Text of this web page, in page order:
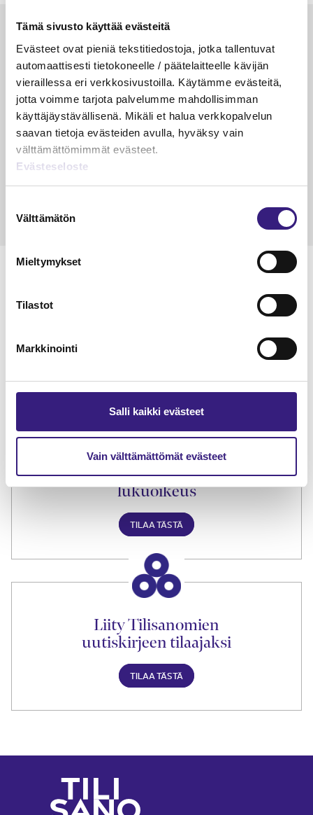
Tämä sivusto käyttää evästeitä
Evästeet ovat pieniä tekstitiedostoja, jotka tallentuvat
automaattisesti tietokoneelle / päätelaitteelle kävijän
vieraillessa eri verkkosivustoilla. Käytämme evästeitä,
jotta voimme tarjota palvelumme mahdollisimman
käyttäjäystävällisenä. Mikäli et halua verkkopalvelun
saavan tietoja evästeiden avulla, hyväksy vain
välttämättömimmät evästeet.
Evästeseloste
valinta
Välttämätön
Mieltymykset
Tilastot
Markkinointi
Salli kaikki evästeet
Vain välttämättömät evästeet
Luetuimmat
VEROTUS
Kulu­veloitukset arvon­lisä­
verotuksessa – omien kulujen
veloitus, kulujen edelleen­
veloitus ja läpi­laskutus
Petri Salomaa
15.5.2023 10 min
Tilaa Tilisanomien
lukuoikeus
TILAA TÄSTÄ
Liity Tilisanomien
uutiskirjeen tilaajaksi
TILAA TÄSTÄ